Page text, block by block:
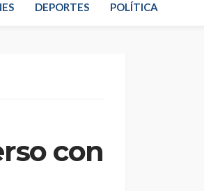
DEPORTES POLÍTICA
con